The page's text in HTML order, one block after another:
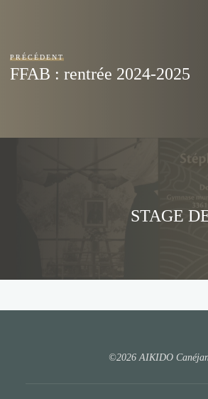
PRÉCÉDENT
FFAB : rentrée 2024-2025
STAGE
©2026 AIKIDO